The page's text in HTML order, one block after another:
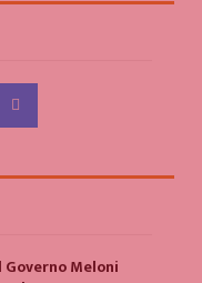
Meloni